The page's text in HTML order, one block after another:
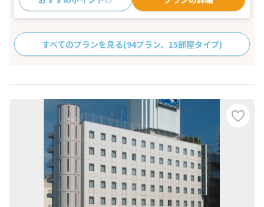
すべてのプランを見る(94プラン、15部屋タイプ)